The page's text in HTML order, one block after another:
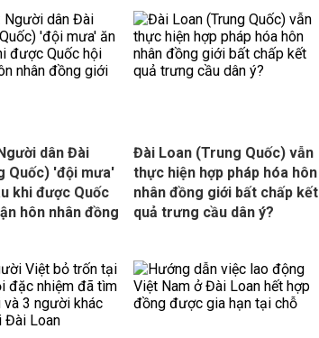
dân Đài
Quốc) 'đội mưa'
khi được Quốc
hôn nhân đồng
Đài Loan (Trung Quốc) vẫn
thực hiện hợp pháp hóa hôn
nhân đồng giới bất chấp kết
quả trưng cầu dân ý?